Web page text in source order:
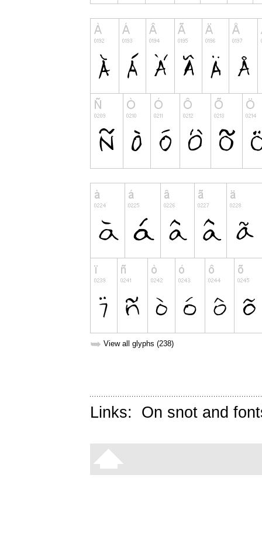
➥ View all glyphs (238)
Links: On snot and